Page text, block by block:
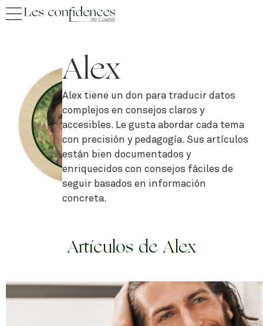
Alex
Alex tiene un don para traducir datos
complejos en consejos claros y
accesibles. Le gusta abordar cada tema
con precisión y pedagogía. Sus artículos
están bien documentados y
enriquecidos con consejos fáciles de
seguir basados en información
concreta.
Artículos de Alex